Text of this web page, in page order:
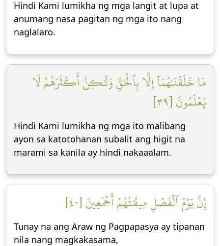
Hindi Kami lumikha ng mga langit at lupa at
anumang nasa pagitan ng mga ito nang
naglalaro.
مَا خَلَقۡنَٰهُمَآ إِلَّا بِٱلۡحَقِّ وَلَٰكِنَّ أَكۡثَرَهُمۡ لَا
يَعۡلَمُونَ [٣٩]
Hindi Kami lumikha ng mga ito malibang
ayon sa katotohanan subalit ang higit na
marami sa kanila ay hindi nakaaalam.
إِنَّ يَوۡمَ ٱلۡفَصۡلِ مِيقَٰتُهُمۡ أَجۡمَعِينَ [٤٠]
Tunay na ang Araw ng Pagpapasya ay tipanan
nila nang magkakasama,